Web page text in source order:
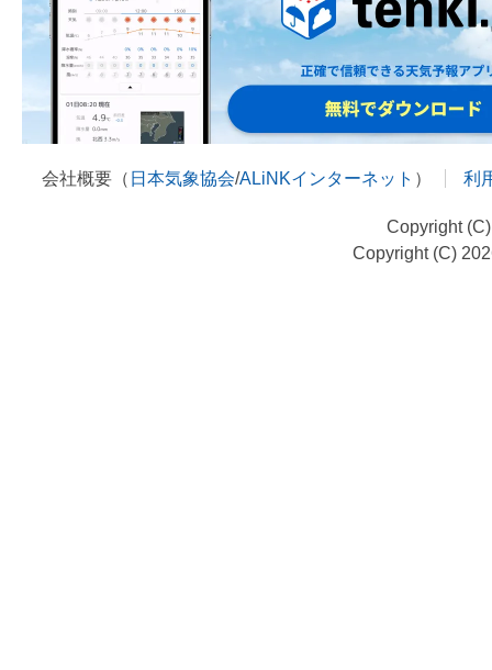
会社概要（ 日本気象協会/ALiNKインターネット ） 利
Copyright
Copyright (C)